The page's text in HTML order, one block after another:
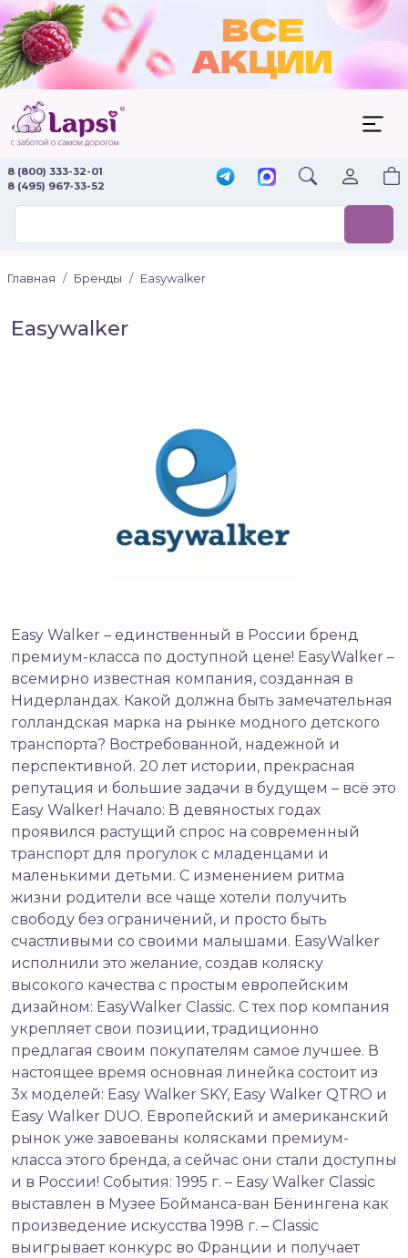
8 (800) 333-32-01
8 (495) 967-33-52
Главная Бренды Easywalker
Easywalker
Easy Walker – единственный в России бренд
премиум-класса по доступной цене! EasyWalker –
всемирно известная компания, созданная в
Нидерландах. Какой должна быть замечательная
голландская марка на рынке модного детского
транспорта? Востребованной, надежной и
перспективной. 20 лет истории, прекрасная
репутация и большие задачи в будущем – всё это
Easy Walker! Начало: В девяностых годах
проявился растущий спрос на современный
транспорт для прогулок с младенцами и
маленькими детьми. С изменением ритма
жизни родители все чаще хотели получить
свободу без ограничений, и просто быть
счастливыми со своими малышами. EasyWalker
исполнили это желание, создав коляску
высокого качества с простым европейским
дизайном: EasyWalker Classic. С тех пор компания
укрепляет свои позиции, традиционно
предлагая своим покупателям самое лучшее. В
настоящее время основная линейка состоит из
3х моделей: Easy Walker SKY, Easy Walker QTRO и
Easy Walker DUO. Европейский и американский
рынок уже завоеваны колясками премиум-
класса этого бренда, а сейчас они стали доступны
и в России! События: 1995 г. – Easy Walker Classic
выставлен в Музее Бойманса-ван Бёнингена как
произведение искусства 1998 г. – Classic
выигрывает конкурс во Франции и получает